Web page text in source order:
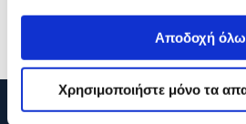
Αποδοχή
Χρησιμοποιήστε μόνο τα